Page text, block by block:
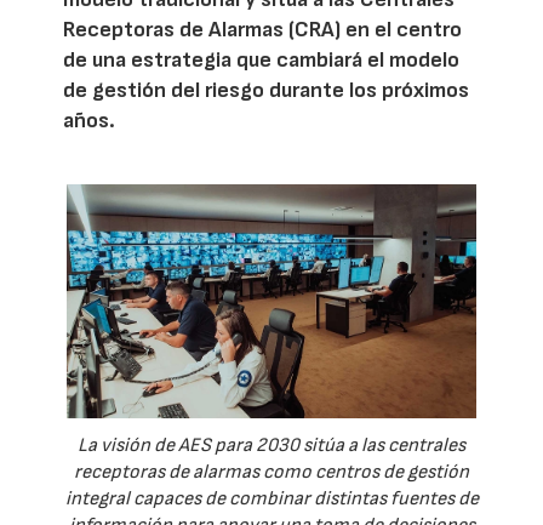
Receptoras de Alarmas (CRA) en el centro
de una estrategia que cambiará el modelo
de gestión del riesgo durante los próximos
años.
La visión de AES para 2030 sitúa a las centrales
receptoras de alarmas como centros de gestión
integral capaces de combinar distintas fuentes de